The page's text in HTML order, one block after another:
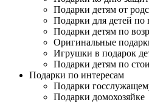
Подарки детям от
Подарки для детей по
Подарки детям по
Оригинальные
Игрушки в подарок
Подарки детям по
Подарки по интересам
Подарки
Подарки домохозяйке